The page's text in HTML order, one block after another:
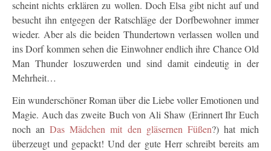
scheint nichts erklären zu wollen. Doch Elsa gibt nicht auf und
besucht ihn entgegen der Ratschläge der Dorfbewohner immer
wieder. Aber als die beiden Thundertown verlassen wollen und
ins Dorf kommen sehen die Einwohner endlich ihre Chance Old
Man Thunder loszuwerden und sind damit eindeutig in der
Mehrheit…
Ein wunderschöner Roman über die Liebe voller Emotionen und
Magie. Auch das zweite Buch von Ali Shaw (Erinnert Ihr Euch
noch anDas Mädchen mit den gläsernen Füßen?) hat mich
überzeugt und gepackt! Und der gute Herr schreibt bereits am